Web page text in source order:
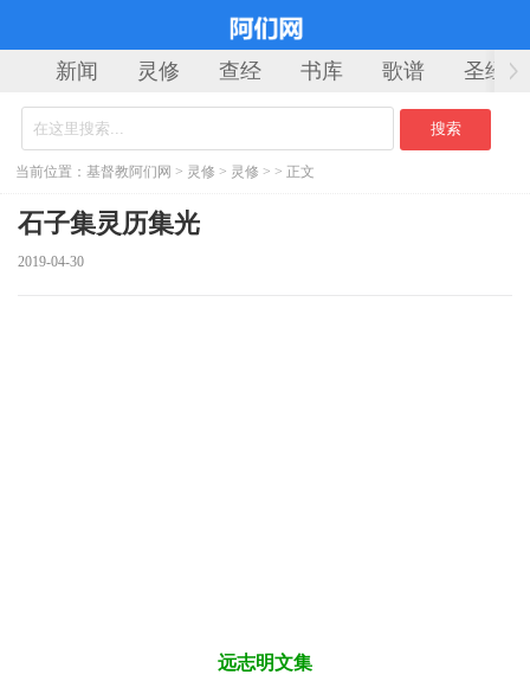
新闻 灵修 查经 书库 歌谱 圣经
当前位置： 基督教阿们网 > 灵修 > 灵修 > > 正文
石子集灵历集光
2019-04-30
远志明文集